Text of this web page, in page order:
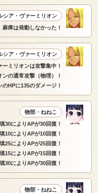
シア・ヴァーミリオン
麻痺は発動しなかった！
シア・ヴァーミリオン
ーミリオンは攻撃集中！
の通常攻撃（物理）！
HPに135のダメージ！
物部・ねねこ
30によりAPが30回復！
10によりAPが10回復！
25によりAPが25回復！
15によりAPが15回復！
30によりAPが30回復！
物部・ねねこ